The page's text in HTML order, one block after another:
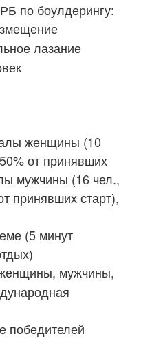
по боулдерингу:
лазание
женщины (10
от принявших
мужчины (16 чел.,
принявших старт),
(5 минут
мужчины,
победителей